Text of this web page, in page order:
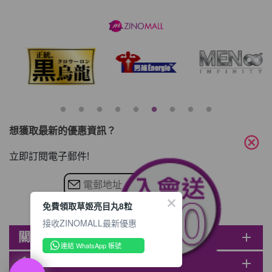
想獲取最新的優惠資訊？
立即訂閱電子郵件!
關於ZINOMALL add
會員 add
cancel
免費領取草姬亮目丸8粒
接收ZINOMALL最新優惠
連結 WhatsApp 帳號